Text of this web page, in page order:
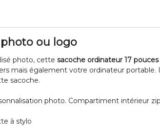
ou logo
photo, cette sacoche ordinateur 17
mais également votre ordinateur portable.
sacoche.
photo. Compartiment intérieur
à stylo